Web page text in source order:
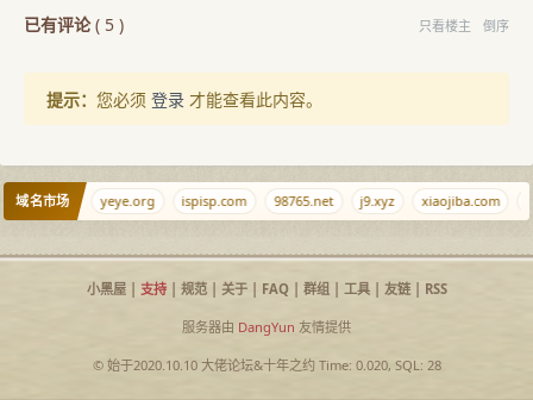
已有评论( 5 ) 只看楼主 倒序
提示： 您必须 登录 才能查看此内容。
域名市场 yeye.org ispisp.com 98765.net j9.xyz xiaojiba.com
小黑屋| 支持| 规范| 关于| FAQ| 群组| 工具| 友链| RSS
服务器由 DangYun 友情提供
© 始于2020.10.10 大佬论坛&十年之约Time: 0.020, SQL: 28